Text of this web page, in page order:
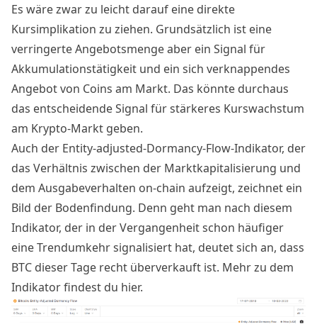
Es wäre zwar zu leicht darauf eine direkte
Kursimplikation zu ziehen. Grundsätzlich ist eine
verringerte Angebotsmenge aber ein Signal für
Akkumulationstätigkeit und ein sich verknappendes
Angebot von Coins am Markt. Das könnte durchaus
das entscheidende Signal für stärkeres Kurswachstum
am Krypto-Markt geben.
Auch der Entity-adjusted-Dormancy-Flow-Indikator, der
das Verhältnis zwischen der Marktkapitalisierung und
dem Ausgabeverhalten on-chain aufzeigt, zeichnet ein
Bild der Bodenfindung. Denn geht man nach diesem
Indikator, der in der Vergangenheit schon häufiger
eine Trendumkehr signalisiert hat, deutet sich an, dass
BTC dieser Tage recht überverkauft ist. Mehr zu dem
Indikator findest du hier.